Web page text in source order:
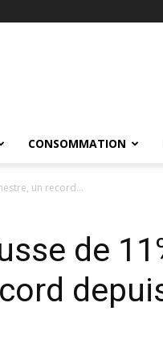
CONSOMMATION
un record...
de